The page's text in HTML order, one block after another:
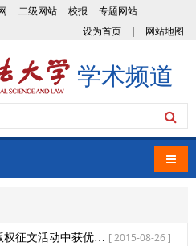
二级网站 校报
专题网站
设为首页
网站地图
学术频道
导航
[ 2015-08-26 ]